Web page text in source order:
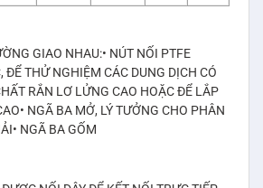
GIAO NHAU:• NÚT NỐI PTFE
ĐỂ THỬ NGHIỆM CÁC DUNG DỊCH CÓ
RẮN LƠ LỬNG CAO HOẶC ĐỂ LẮP
NGÃ BA MỞ, LÝ TƯỞNG CHO PHÂN
NGÃ BA GỐM